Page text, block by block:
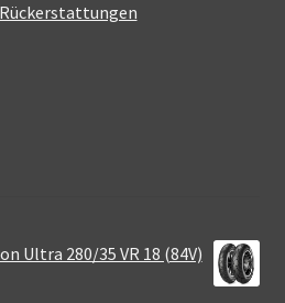
Ultra 280/35 VR 18 (84V)